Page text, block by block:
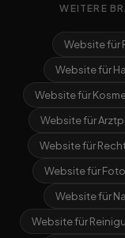
WEITERE
Website für
Website für
Website für
Website für
Website für
Website für
Website für
Website für